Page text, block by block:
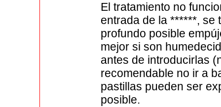
El tratamiento no
entrada de la ******, se
profundo posible
mejor si son
antes de introducirlas
recomendable no ir a
pastillas pueden ser
posible.